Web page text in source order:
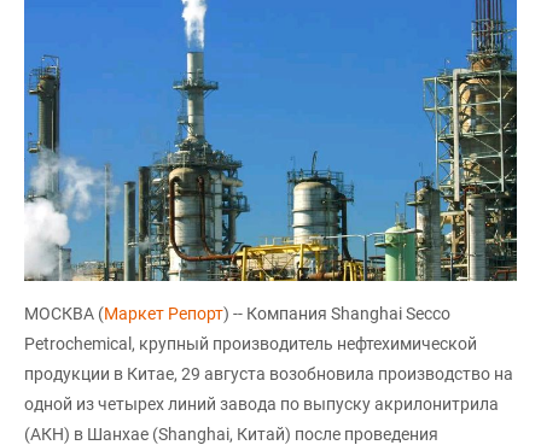
МОСКВА (Маркет Репорт) -- Компания Shanghai Secco
Petrochemical, крупный производитель нефтехимической
продукции в Китае, 29 августа возобновила производство на
одной из четырех линий завода по выпуску акрилонитрила
(АКН) в Шанхае (Shanghai, Китай) после проведения